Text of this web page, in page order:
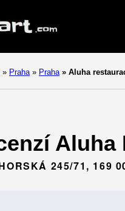
» Praha » Praha » Aluha
Aluha
245/71, 169